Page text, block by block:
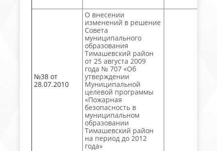
№38 от
28.07.2010
О внесении
изменений в решение
Совета
муниципального
образования
Тимашевский район
от 25 августа 2009
года № 707 «Об
утверждении
Муниципальной
целевой программы
«Пожарная
безопасность в
муниципальном
образовании
Тимашевский район
на период до 2012
года»